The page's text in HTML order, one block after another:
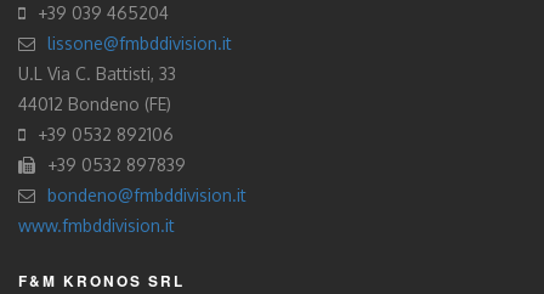
+39 039 465204
lissone@fmbddivision.it
U.L Via C. Battisti, 33
44012 Bondeno (FE)
+39 0532 892106
+39 0532 897839
bondeno@fmbddivision.it
www.fmbddivision.it
F&M KRONOS SRL